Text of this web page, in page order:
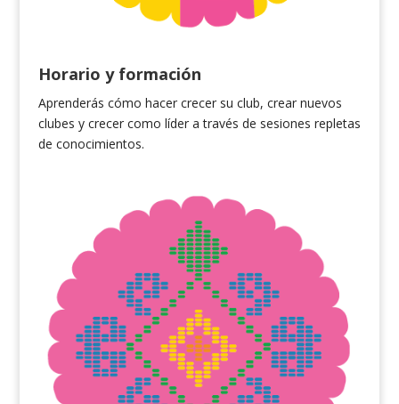
Horario y formación
Aprenderás cómo hacer crecer su club, crear nuevos
clubes y crecer como líder a través de sesiones repletas
de conocimientos.